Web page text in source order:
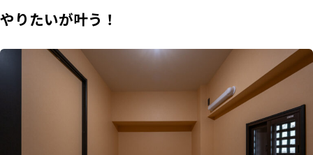
やりたいが叶う！